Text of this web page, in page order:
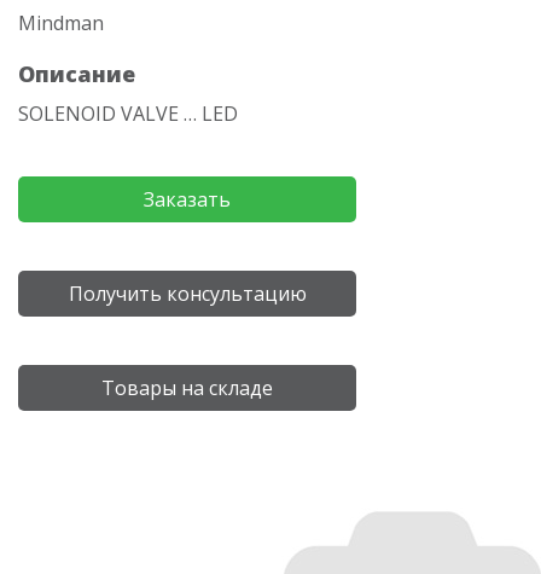
Mindman
Описание
SOLENOID VALVE … LED
Заказать
Получить консультацию
Товары на складе